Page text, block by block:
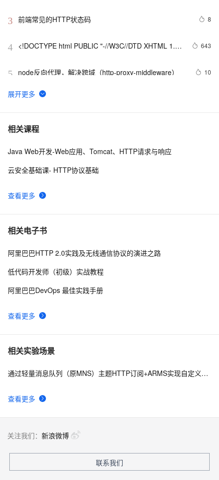
"http://www.w3.org/TR/xhtml1/DTD/xhtml1-strict.dtd">
3 前端常见的HTTP状态码 8
4 <!DOCTYPE html PUBLIC "-//W3C//DTD XHTML 1.0
"http://www.w3.org/TR/xhtml1/DTD/xhtml1-strict.dtd">
643
5 node反向代理，解决跨域（http-proxy-middleware） 10
6 网络协议基础：HTTP请求与响应详解
7 http://www.goldenbg.com/article.asp?id=2076
8 如何下载DVS Gesture数据集?解决
Forbidden
Transitional//EN"
"http://www.w3.org/TR/xhtml1/DTD/xhtml1-strict.dtd">
"http://www.w3.org/TR/xhtml1/DTD/xhtml1-strict.dtd">
相关课程
查看更多
Java Web开发-Web应用、Tomcat、HTTP请求与响应
云安全基础课- HTTP协议基础
相关电子书
查看更多
阿里巴巴HTTP 2.0实践及无线通信协议的演进之路
低代码开发师（初级）实战教程
阿里巴巴DevOps 最佳实践手册
相关实验场景
查看更多
通过轻量消息队列（原MNS）主题HTTP订阅+ARMS实现自定义数据多渠道告警
关注我们： 新浪微博
联系我们